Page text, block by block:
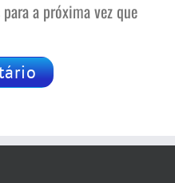
a próxima vez que